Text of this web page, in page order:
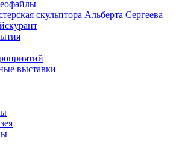
скульптора Альберта Сергеева
выставки